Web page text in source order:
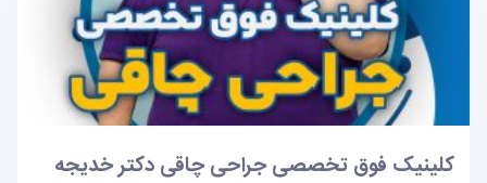
کلینیک فوق تخصصی جراحی چاقی دکتر خدیجه